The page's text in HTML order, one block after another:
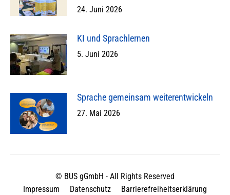
24. Juni 2026
KI und Sprachlernen
5. Juni 2026
Sprache gemeinsam weiterentwickeln
27. Mai 2026
© BUS gGmbH - All Rights Reserved
Impressum
Datenschutz Barrierefreiheitserklärung